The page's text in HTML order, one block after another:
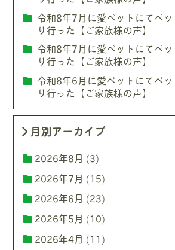
令和8年7月に愛ペットにてペ
り行った【ご家族様の声】
令和8年7月に愛ペットにてペ
り行った【ご家族様の声】
令和8年6月に愛ペットにてペ
り行った【ご家族様の声】
月別アーカイブ
2026年8月 (3)
2026年7月 (15)
2026年6月 (23)
2026年5月 (10)
2026年4月 (11)